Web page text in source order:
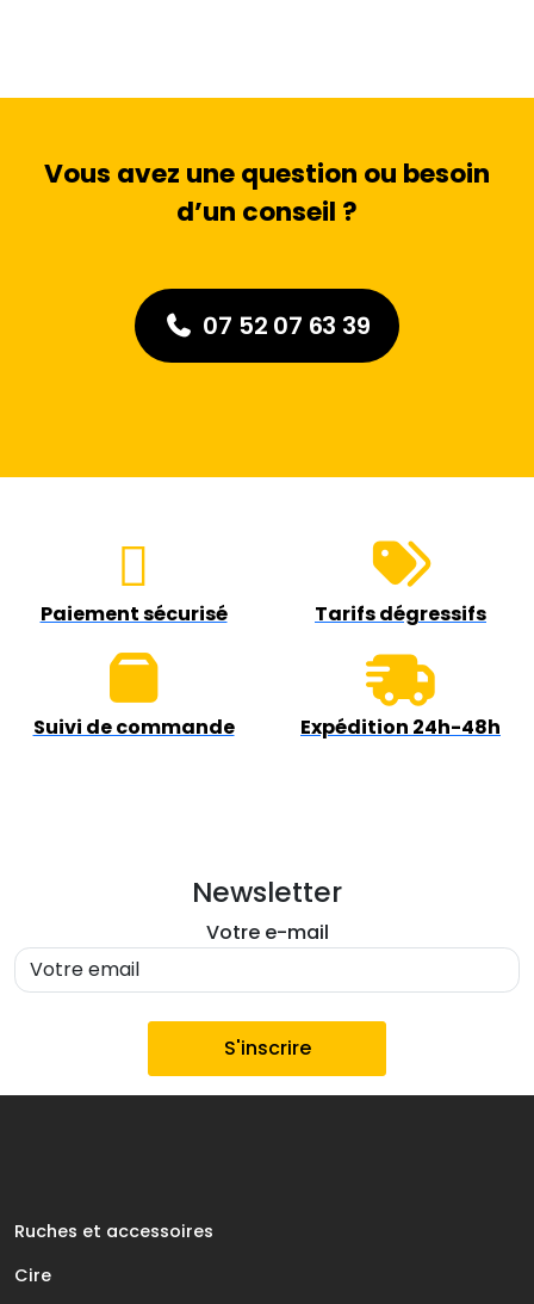
Vous avez une question ou besoin
d’un conseil ?
07 52 07 63 39
Paiement sécurisé Tarifs dégressifs
Suivi de commande Expédition 24h-48h
Newsletter
Votre e-mail
Ruches et accessoires
Cire